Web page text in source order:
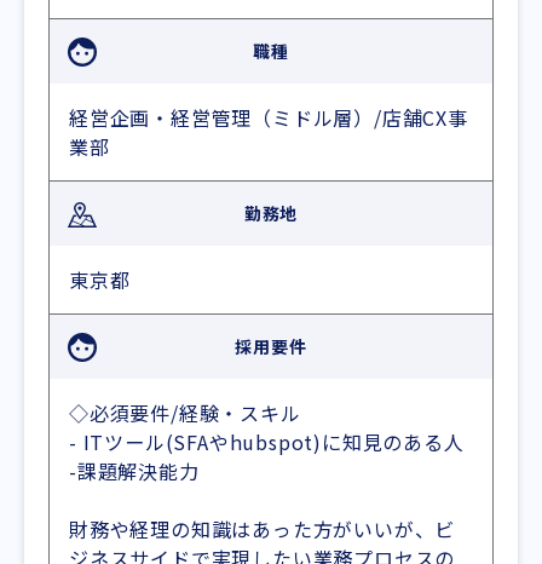
職種
経営企画・経営管理（ミドル層）/店舗CX事
業部
勤務地
東京都
採用要件
◇必須要件/経験・スキル
- ITツール(SFAやhubspot)に知見のある人
-課題解決能力
財務や経理の知識はあった方がいいが、ビ
ジネスサイドで実現したい業務プロセスの